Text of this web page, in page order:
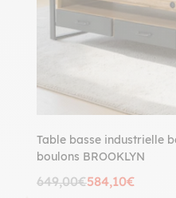
Table basse industrielle
boulons BROOKLYN
649,00€584,10€